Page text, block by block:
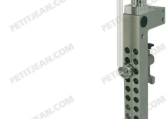
Nymphs
Outils de montage
Matériaux de montage